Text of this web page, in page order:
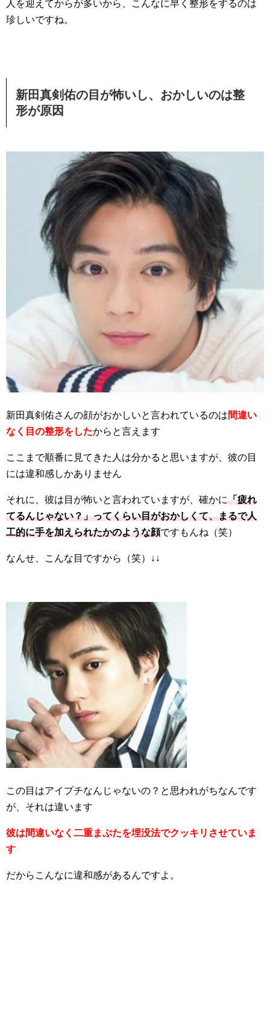
人を迎えてからが多いから、こんなに早く整形をするのは
珍しいですね。
新田真剣佑の目が怖いし、おかしいのは整
形が原因
新田真剣佑さんの顔がおかしいと言われているのは間違い
なく目の整形をしたからと言えます
ここまで順番に見てきた人は分かると思いますが、彼の目
には違和感しかありません
それに、彼は目が怖いと言われていますが、確かに「疲れ
てるんじゃない？」ってくらい目がおかしくて、まるで人
工的に手を加えられたかのような顔ですもんね（笑）
なんせ、こんな目ですから（笑）↓↓
この目はアイプチなんじゃないの？と思われがちなんです
が、それは違います
彼は間違いなく二重まぶたを埋没法でクッキリさせていま
す
だからこんなに違和感があるんですよ。